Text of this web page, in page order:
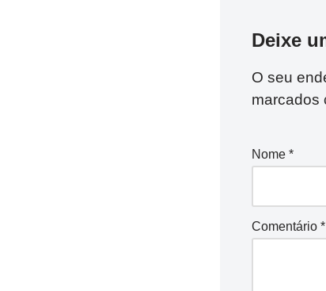
Deixe
O seu
marcados
Nome *
Comentário *